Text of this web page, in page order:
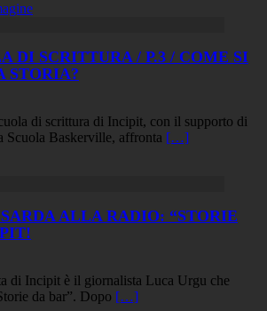
DI SCRITTURA / P.3 / COME SI
STORIA?
di scrittura di Incipit, con il supporto di
Scuola Baskerville, affronta […]
ALLA RADIO: “STORIE
di Incipit è il giornalista Luca Urgu che
da bar”. Dopo […]